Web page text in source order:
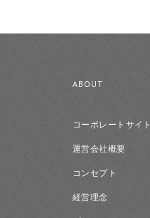
ABOUT
コーポレートサイト
運営会社概要
コンセプト
経営理念